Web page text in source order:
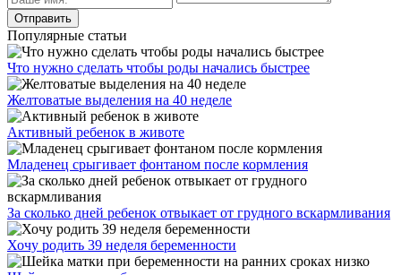
Популярные статьи
Что нужно сделать чтобы роды начались быстрее
Желтоватые выделения на 40 неделе
Активный ребенок в животе
Младенец срыгивает фонтаном после кормления
За сколько дней ребенок отвыкает от грудного вскармливания
Хочу родить 39 неделя беременности